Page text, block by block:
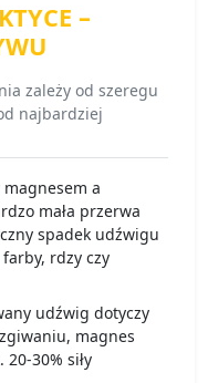
–
zależy od szeregu
najbardziej
a
mała przerwa
spadek udźwigu
rdzy czy
udźwig dotyczy
magnes
30% siły